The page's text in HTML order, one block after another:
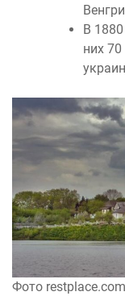
В
них
Фото